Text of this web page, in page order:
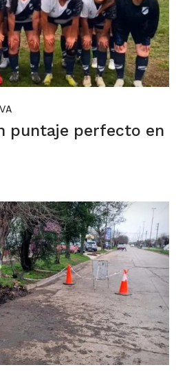
puntaje perfecto en